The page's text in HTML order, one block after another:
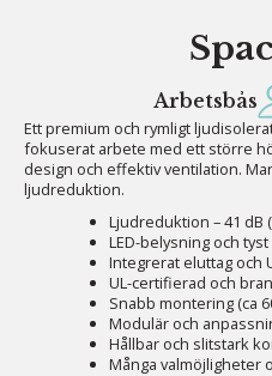
Arbetsbås
Ett premium och rymligt
fokuserat arbete med ett större
design och effektiv ventilation.
ljudreduktion.
Ljudreduktion – 41 dB
LED-belysning och
Integrerat eluttag och
UL-certifierad och
Snabb montering (ca
Modulär och
Hållbar och slitstark
Många valmöjligheter